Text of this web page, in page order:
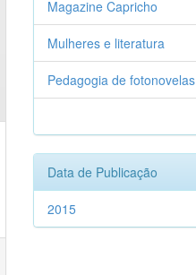
Magazine Capricho
Mulheres e literatura
Pedagogia de fotonovelas
Data de Publicação
2015